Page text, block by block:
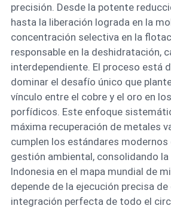
precisión. Desde la potente
hasta la liberación lograda en la
concentración selectiva en la
responsable en la deshidratación,
interdependiente. El proceso está
dominar el desafío único que
vínculo entre el cobre y el oro en
porfídicos. Este enfoque
máxima recuperación de metales
cumplen los estándares modernos
gestión ambiental, consolidando
Indonesia en el mapa mundial de
depende de la ejecución precisa
integración perfecta de todo el